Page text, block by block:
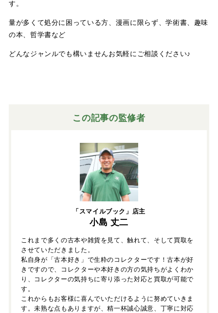
す。
量が多くて処分に困っている方、漫画に限らず、学術書、趣味
の本、哲学書など
どんなジャンルでも構いませんお気軽にご相談ください♪
この記事の監修者
「スマイルブック」店主
小島 丈二
これまで多くの古本や雑貨を見て、触れて、そして買取を
させていただきました。
私自身が「古本好き」で生粋のコレクターです！古本が好
きですので、コレクターや本好きの方の気持ちがよくわか
り、コレクターの気持ちに寄り添った対応と買取が可能で
す。
これからもお客様に喜んでいただけるように努めていきま
す。未熟な点もありますが、精一杯誠心誠意、丁寧に対応